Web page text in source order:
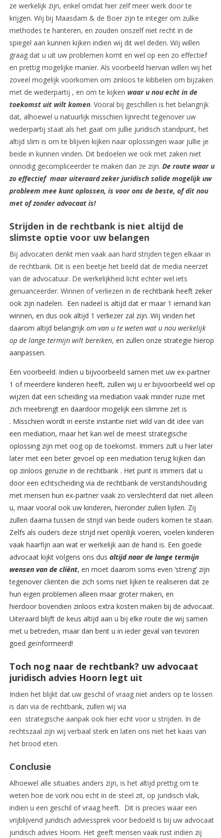
ze werkelijk zijn, enkel omdat hier zelf meer werk door te
krijgen. Wij bij Maasdam & de Boer zijn te integer om zulke
methodes te hanteren, en zouden onszelf niet recht in de
spiegel aan kunnen kijken indien wij dit wel deden. Wij willen
graag dat u uit uw problemen komt en wel op een zo effectief
en prettig mogelijke manier. Als voorbeeld hiervan willen wij het
zoveel mogelijk voorkomen om zinloos te kibbelen om bijzaken
met de wederpartij , en om te kijken waar u nou echt in de
toekomst uit wilt komen. Vooral bij geschillen is het belangrijk
dat, alhoewel u natuurlijk misschien lijnrecht tegenover uw
wederpartij staat als het gaat om jullie juridisch standpunt, het
altijd slim is om te blijven kijken naar oplossingen waar jullie je
beide in kunnen vinden. Dit bedoelen we ook met zaken niet
onnodig gecompliceerder te maken dan ze zijn. De route waar u
zo effectief maar uiteraard zeker juridisch solide mogelijk uw
probleem mee kunt oplossen, is voor ons de beste, of dit nou
met of zonder advocaat is!
Strijden in de rechtbank is niet altijd de
slimste optie voor uw belangen
Bij advocaten denkt men vaak aan hard strijden tegen elkaar in
de rechtbank. Dit is een beetje het beeld dat de media neerzet
van de advocatuur. De werkelijkheid licht echter wel iets
genuanceerder. Winnen of verliezen in de rechtbank heeft zeker
ook zijn nadelen. Een nadeel is altijd dat er maar 1 iemand kan
winnen, en dus ook altijd 1 verliezer zal zijn. Wij vinden het
daarom altijd belangrijk om van u te weten wat u nou werkelijk
op de lange termijn wilt bereiken, en zullen onze strategie hierop
aanpassen.
Een voorbeeld: Indien u bijvoorbeeld samen met uw ex-partner
1 of meerdere kinderen heeft, zullen wij u er bijvoorbeeld wel op
wijzen dat een scheiding via mediation vaak minder ruzie met
zich meebrengt en daardoor mogelijk een slimme zet is
. Misschien wordt in eerste instantie niet wild van dit idee van
een mediation, maar het kan wel de meest strategische
oplossing zijn met oog op de toekomst. Immers zult u hier later
later met een beter gevoel op een mediation terug kijken dan
op zinloos geruzie in de rechtbank . Het punt is immers dat u
door een echtscheiding via de rechtbank de verstandshouding
met mensen hun ex-partner vaak zo verslechterd dat niet alleen
u, maar vooral ook uw kinderen, hieronder zullen lijden. Zij
zullen daarna tussen de strijd van beide ouders komen te staan.
Zelfs als ouders deze strijd niet openlijk voeren, voelen kinderen
vaak haarfijn aan wat er werkelijk aan de hand is. Een goede
advocaat kijkt volgens ons dus altijd naar de lange termijn
wensen van de cliënt, en moet daarom soms even ‘streng’ zijn
tegenover cliënten die zich soms niet lijken te realiseren dat ze
hun eigen problemen alleen maar groter maken, en
hierdoor bovendien zinloos extra kosten maken bij de advocaat.
Uiteraard blijft de keus altijd aan u bij elke route die wij samen
met u betreden, maar dan bent u in ieder geval van tevoren
goed geïnformeerd!
Toch nog naar de rechtbank? uw advocaat
juridisch advies Hoorn legt uit
Indien het blijkt dat uw geschil of vraag niet anders op te lossen
is dan via de rechtbank, zullen wij via
een strategische aanpak ook hier echt voor u strijden. In de
rechtszaal zijn wij verbaal sterk en laten ons niet het kaas van
het brood eten.
Conclusie
Alhoewel alle situaties anders zijn, is het altijd prettig om te
weten hoe de vork nou echt in de steel zit, op juridisch vlak,
indien u een geschil of vraag heeft. Dit is precies waar een
vrijblijvend juridisch adviessprek voor bedoeld is bij uw advocaat
juridisch advies Hoorn. Het geeft mensen vaak rust indien zij